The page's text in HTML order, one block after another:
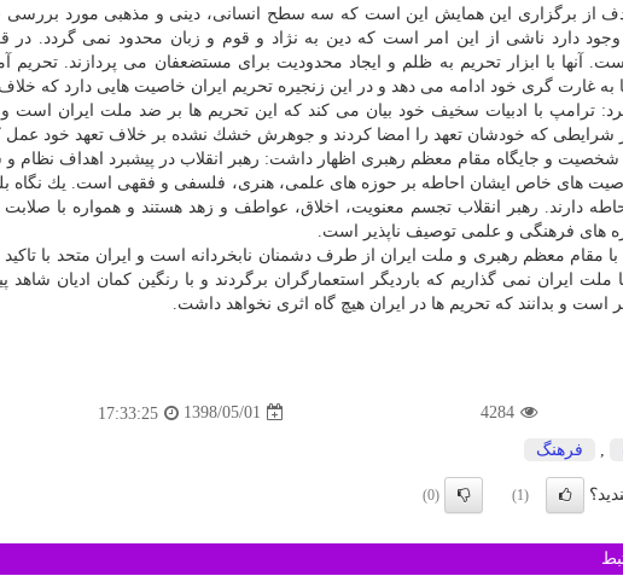
از برگزاری این همایش این است كه سه سطح انسانی، دینی و مذهبی مورد بررسی
وجود دارد ناشی از این امر است كه دین به نژاد و قوم و زبان محدود نمی گردد.
آنها با ابزار تحریم به ظلم و ایجاد محدودیت برای مستضعفان می پردازند. تحریم
به غارت گری خود ادامه می دهد و در این زنجیره تحریم ایران خاصیت هایی دارد كه
كرد: ترامپ با ادبیات سخیف خود بیان می كند كه این تحریم ها بر ضد ملت ایران
شرایطی كه خودشان تعهد را امضا كردند و جوهرش خشك نشده بر خلاف تعهد خود عمل
شخصیت و جایگاه مقام معظم رهبری اظهار داشت: رهبر انقلاب در پیشبرد اهداف نظام
های خاص ایشان احاطه بر حوزه های علمی، هنری، فلسفی و فقهی است. یك نگاه
دارند. رهبر انقلاب تجسم معنویت، اخلاق، عواطف و زهد هستند و همواره با صلابت
های فرهنگی و علمی توصیف ناپذیر است.
مقام معظم رهبری و ملت ایران از طرف دشمنان نابخردانه است و ایران متحد با
ایران نمی گذاریم كه باردیگر استعمارگران برگردند و با رنگین كمان ادیان شاهد
است و بدانند كه تحریم ها در ایران هیچ گاه اثری نخواهد داشت.
4284
1398/05/01
17:33:25
فرهنگ
(1)
(0)